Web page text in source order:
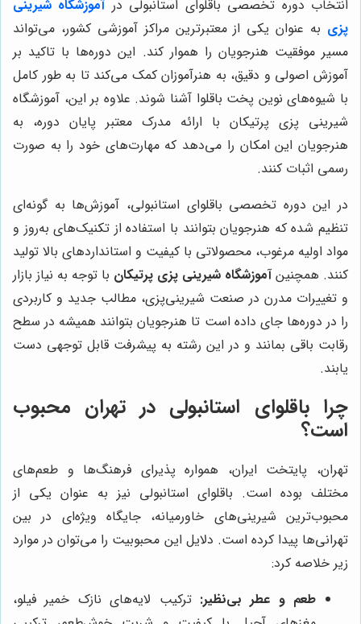
انتخاب دوره تخصصی باقلوای استانبولی درآموزشگاه شیرینی
پزی به عنوان یکی از معتبرترین مراکز آموزشی کشور، می‌تواند
مسیر موفقیت هنرجویان را هموار کند. این دوره‌ها با تاکید بر
آموزش اصولی و دقیق، به هنرآموزان کمک می‌کند تا به طور کامل
با شیوه‌های نوین پخت باقلوا آشنا شوند. علاوه بر این، آموزشگاه
شیرینی پزی پرتیکان با ارائه مدرک معتبر پایان دوره، به
هنرجویان این امکان را می‌دهد که مهارت‌های خود را به صورت
رسمی اثبات کنند.
در این دوره تخصصی باقلوای استانبولی، آموزش‌ها به گونه‌ای
تنظیم شده که هنرجویان بتوانند با استفاده از تکنیک‌های به‌روز و
مواد اولیه مرغوب، محصولاتی با کیفیت و استانداردهای بالا تولید
کنند. همچنینآموزشگاه شیرینی پزی پرتیکان با توجه به نیاز بازار
و تغییرات مدرن در صنعت شیرینی‌پزی، مطالب جدید و کاربردی
را در دوره‌ها جای داده است تا هنرجویان بتوانند همیشه در سطح
رقابت باقی بمانند و در این رشته به پیشرفت قابل توجهی دست
یابند.
چرا باقلوای استانبولی در تهران محبوب
است؟
تهران، پایتخت ایران، همواره پذیرای فرهنگ‌ها و طعم‌های
مختلف بوده است. باقلوای استانبولی نیز به عنوان یکی از
محبوب‌ترین شیرینی‌های خاورمیانه، جایگاه ویژه‌ای در بین
تهرانی‌ها پیدا کرده است. دلایل این محبوبیت را می‌توان در موارد
زیر خلاصه کرد:
طعم و عطر بی‌نظیر: ترکیب لایه‌های نازک خمیر فیلو،